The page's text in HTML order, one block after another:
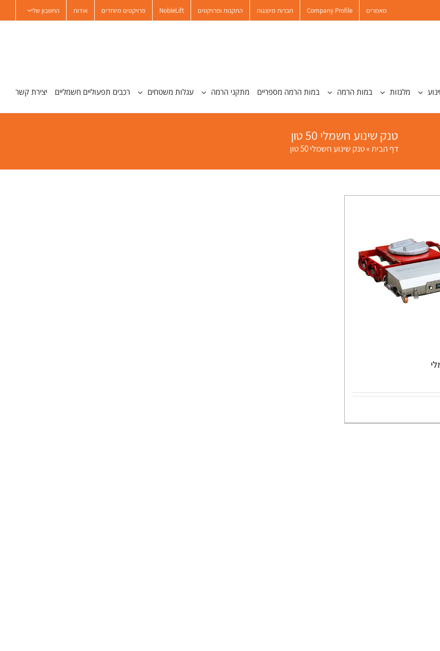
מאמרים Company Profile חברות מיוצגות התקנות ופרויקטים NobleLift פרויקטים מיוחדים אודות החשבון שלי
מלגזות במות הרמה במות הרמה מספריים מתקני הרמה עגלות משטחים רכבים תפעוליים חשמליים יצירת קשר
טנק שינוע חשמלי 50 טון
דף הבית»טנק שינוע חשמלי 50 טון